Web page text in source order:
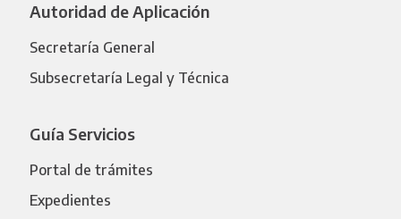
Autoridad de Aplicación
Secretaría General
Subsecretaría Legal y Técnica
Guía Servicios
Portal de trámites
Expedientes